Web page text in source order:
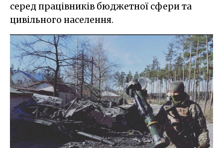
серед працівників бюджетної сфери та
цивільного населення.